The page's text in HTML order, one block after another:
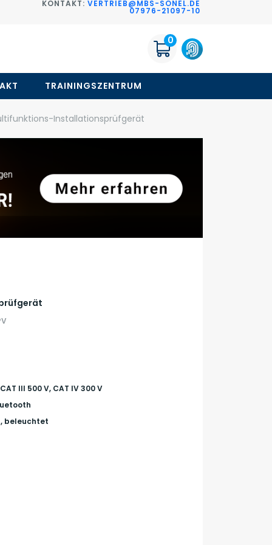
KONTAKT: VERTRIEB@MBS-SONEL.DE
07976-21097-10
0
TRAININGSZENTRUM
Installationsprüfgerät
III 500 V, CAT IV 300 V
beleuchtet